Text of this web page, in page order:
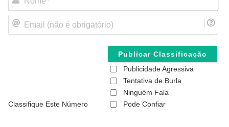
m
a
Classifique Este Número
Publicidade Agressiva
Tentativa de Burla
Ninguém Fala
Pode Confiar